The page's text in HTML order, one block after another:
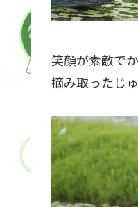
笑顔が素敵で
摘み取ったじ